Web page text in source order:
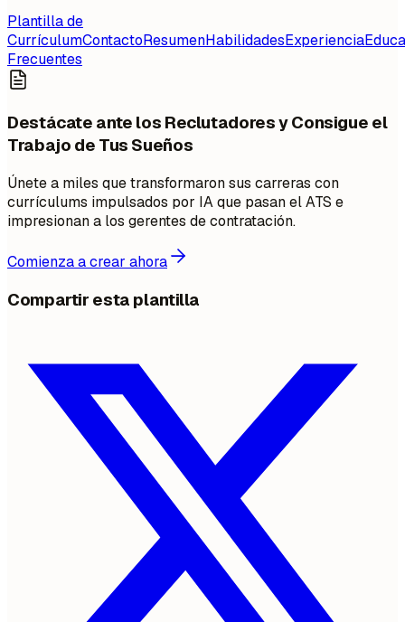
Plantilla de
CurrículumContactoResumenHabilidadesExperiencia
Frecuentes
Destácate ante los Reclutadores y Consigue el
Trabajo de Tus Sueños
Únete a miles que transformaron sus carreras con
currículums impulsados por IA que pasan el ATS e
impresionan a los gerentes de contratación.
Comienza a crear ahora
Compartir esta plantilla